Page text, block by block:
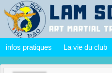
infos pratiques La vie du club
Panneau de gestion des cookies